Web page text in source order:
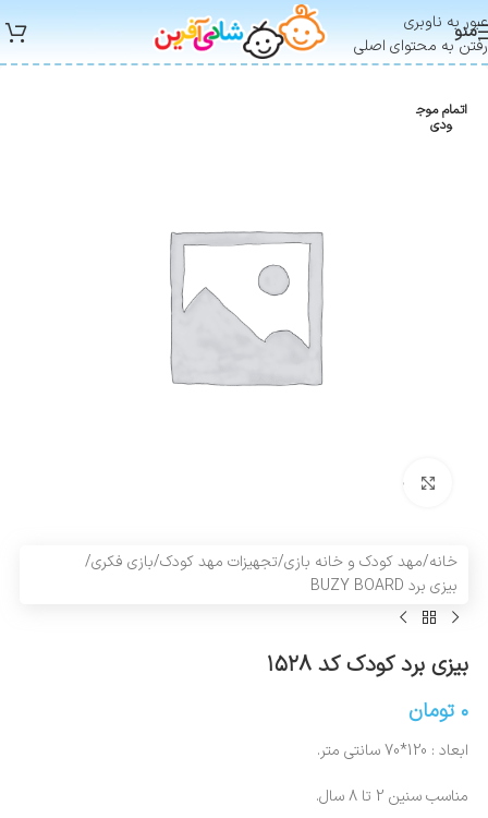
عبور به ناوبری
رفتن به محتوای اصلی
منو
اتمام موج
ودی
بزرگنمایی تصویر
خانه/مهد کودک و خانه بازی/تجهیزات مهد کودک/بازی فکری/
بیزی برد BUZY BOARD
بیزی برد کودک کد ۱۵۲۸
۰ تومان
ابعاد : 120*70 سانتی متر.
مناسب سنین 2 تا 8 سال.